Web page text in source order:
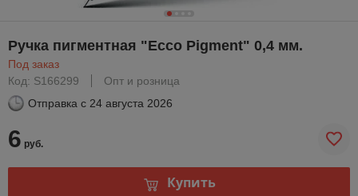
Ручка пигментная "Ecco Pigment" 0,4 мм.
Под заказ
Код: S166299
Опт и розница
Отправка с 24 августа 2026
6 руб.
Купить